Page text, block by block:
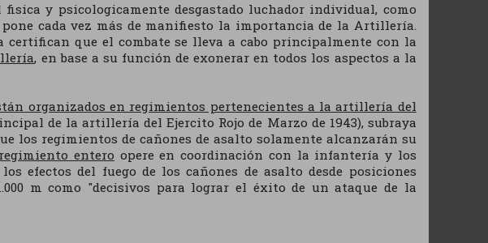
fisica y psicologicamente desgastado luchador individual, como
pone cada vez más de manifiesto la importancia de la Artillería.
certifican que el combate se lleva a cabo principalmente con la
, en base a su función de exonerar en todos los aspectos a la
organizados en regimientos pertenecientes a la artillería del
de la artillería del Ejercito Rojo de Marzo de 1943), subraya
los regimientos de cañones de asalto solamente alcanzarán su
regimiento entero opere en coordinación con la infantería y los
efectos del fuego de los cañones de asalto desde posiciones
m como "decisivos para lograr el éxito de un ataque de la